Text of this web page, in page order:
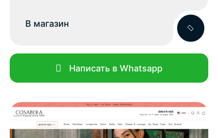
В магазин
Написать в Whatsapp